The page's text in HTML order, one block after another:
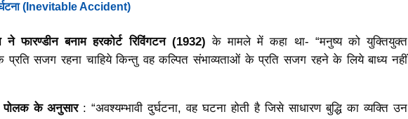
(Inevitable Accident)
ने फारण्डीन बनाम हरकोर्ट रिविंगटन (1932) के मामले में कहा था- “मनुष्य को युक्तियुक्त
प्रति सजग रहना चाहिये किन्तु वह कल्पित संभाव्यताओं के प्रति सजग रहने के लिये बाध्य नहीं
के अनुसार: “अवश्यम्भावी दुर्घटना, वह घटना होती है जिसे साधारण बुद्धि का व्यक्ति उन